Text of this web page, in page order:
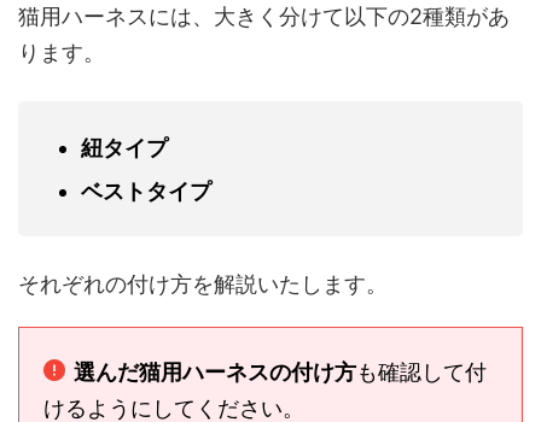
猫用ハーネスには、大きく分けて以下の2種類があ
ります。
紐タイプ
ベストタイプ
それぞれの付け方を解説いたします。
選んだ猫用ハーネスの付け方も確認して付
けるようにしてください。